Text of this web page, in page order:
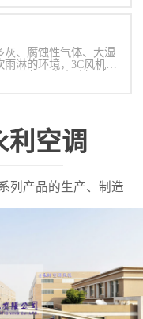
手动式关掉或手动式校
灰、腐蚀性气体、大湿
淋的环境，3C风机周
利空调
列产品的生产、制造